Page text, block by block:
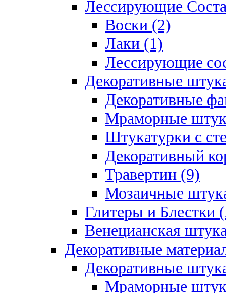
Лессирующие
Воски (2)
Лаки (1)
Лессирующие
Декоративные
Декоративные
Мраморные
Штукатурки с
Декоративный
Травертин (9)
Мозаичные
Глитеры и Блестки
Венецианская
Декоративные
Декоративные
Мраморные